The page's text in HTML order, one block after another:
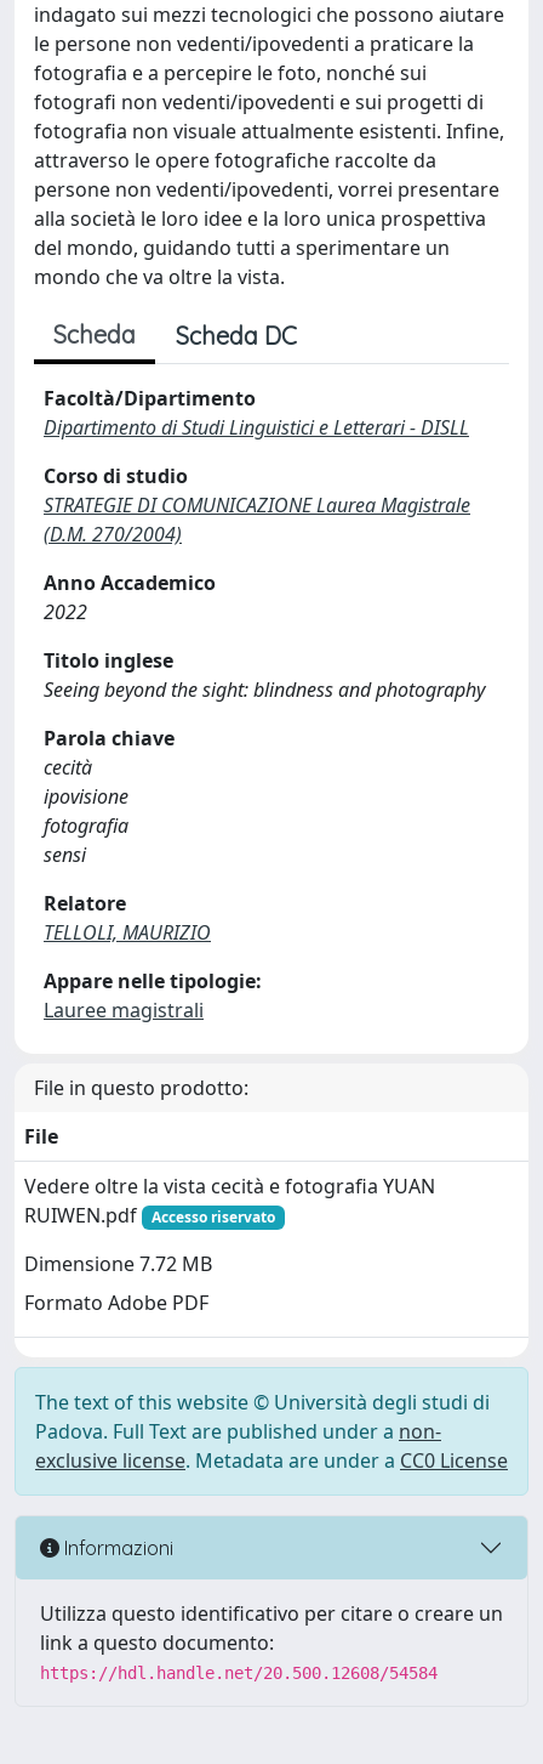
indagato sui mezzi tecnologici che possono aiutare
le persone non vedenti/ipovedenti a praticare la
fotografia e a percepire le foto, nonché sui
fotografi non vedenti/ipovedenti e sui progetti di
fotografia non visuale attualmente esistenti. Infine,
attraverso le opere fotografiche raccolte da
persone non vedenti/ipovedenti, vorrei presentare
alla società le loro idee e la loro unica prospettiva
del mondo, guidando tutti a sperimentare un
mondo che va oltre la vista.
Scheda Scheda DC
Facoltà/Dipartimento
Dipartimento di Studi Linguistici e Letterari - DISLL
Corso di studio
STRATEGIE DI COMUNICAZIONE Laurea Magistrale
(D.M. 270/2004)
Anno Accademico
2022
Titolo inglese
Seeing beyond the sight: blindness and photography
Parola chiave
cecità
ipovisione
fotografia
sensi
Relatore
TELLOLI, MAURIZIO
Appare nelle tipologie:
Lauree magistrali
File in questo prodotto:
File
Vedere oltre la vista cecità e fotografia YUAN
RUIWEN.pdf
Accesso riservato
Dimensione 7.72 MB
Formato Adobe PDF
The text of this website © Università degli studi di
Padova. Full Text are published under a non-
exclusive license. Metadata are under a CC0 License
Informazioni
Utilizza questo identificativo per citare o creare un
link a questo documento:
https://hdl.handle.net/20.500.12608/54584